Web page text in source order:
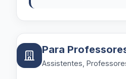
Para
Assistentes,